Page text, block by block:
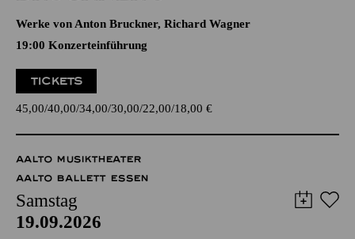
Werke von Anton Bruckner, Richard Wagner
19:00 Konzerteinführung
TICKETS
45,00 40,00 34,00 30,00 22,00 18,00 €
AALTO MUSIKTHEATER
AALTO BALLETT ESSEN
Samstag
19.09.2026